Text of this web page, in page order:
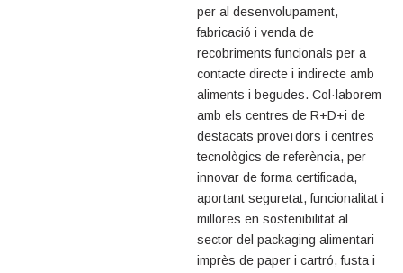
per al desenvolupament,
fabricació i venda de
recobriments funcionals per a
contacte directe i indirecte amb
aliments i begudes. Col·laborem
amb els centres de R+D+i de
destacats proveïdors i centres
tecnològics de referència, per
innovar de forma certificada,
aportant seguretat, funcionalitat i
millores en sostenibilitat al
sector del packaging alimentari
imprès de paper i cartró, fusta i